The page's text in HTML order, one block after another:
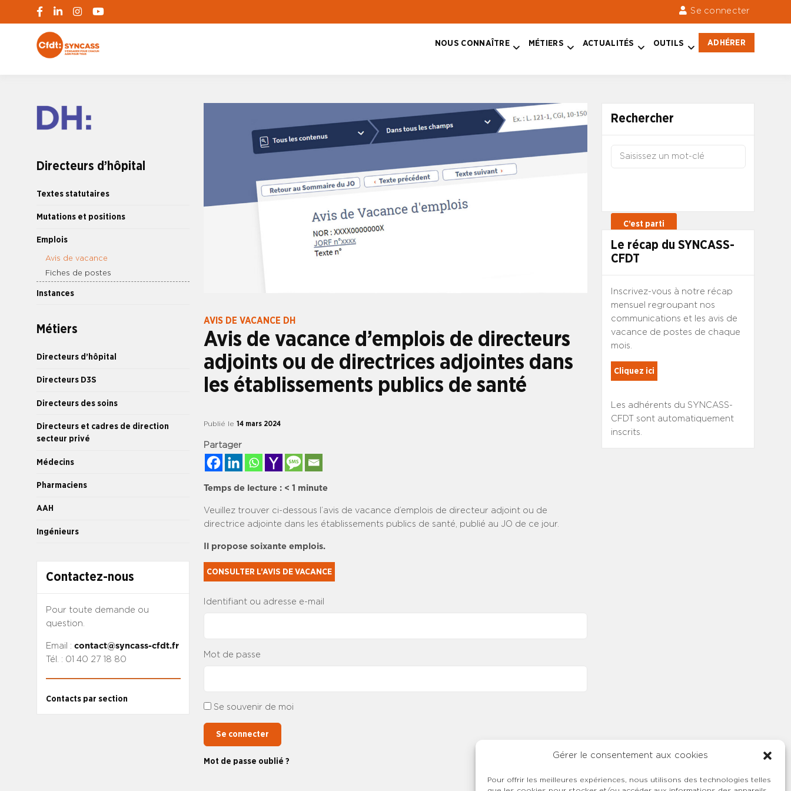
Gérer le consentement aux cookies
Pour offrir les meilleures expériences, nous utilisons des technologies telles
Se connecter
NOUS CONNAÎTRE MÉTIERS ACTUALITÉS OUTILS ADHÉRER
Directeurs d’hôpital
Textes statutaires
Mutations et positions
Emplois
Avis de vacance
Fiches de postes
Instances
Métiers
Directeurs d’hôpital
Directeurs D3S
Directeurs des soins
Directeurs et cadres de direction
secteur privé
Médecins
Pharmaciens
AAH
Ingénieurs
Contactez-nous
Pour toute demande ou
question.
Email : contact@syncass-cfdt.fr
Tél. : 01 40 27 18 80
Contacts par section
AVIS DE VACANCE DH
Avis de vacance d’emplois de directeurs
adjoints ou de directrices adjointes dans
les établissements publics de santé
Publié le 14 mars 2024
Partager
Temps de lecture : < 1 minute
Veuillez trouver ci-dessous l’avis de vacance d’emplois de directeur adjoint ou de
directrice adjointe dans les établissements publics de santé, publié au JO de ce jour.
Il propose soixante emplois.
CONSULTER L’AVIS DE VACANCE
Identifiant ou adresse e-mail
Mot de passe
Se souvenir de moi
Se connecter
Mot de passe oublié ?
Rechercher
Le récap du SYNCASS-
CFDT
Inscrivez-vous à notre récap
mensuel regroupant nos
communications et les avis de
vacance de postes de chaque
mois.
Cliquez ici
Les adhérents du SYNCASS-
CFDT sont automatiquement
inscrits.